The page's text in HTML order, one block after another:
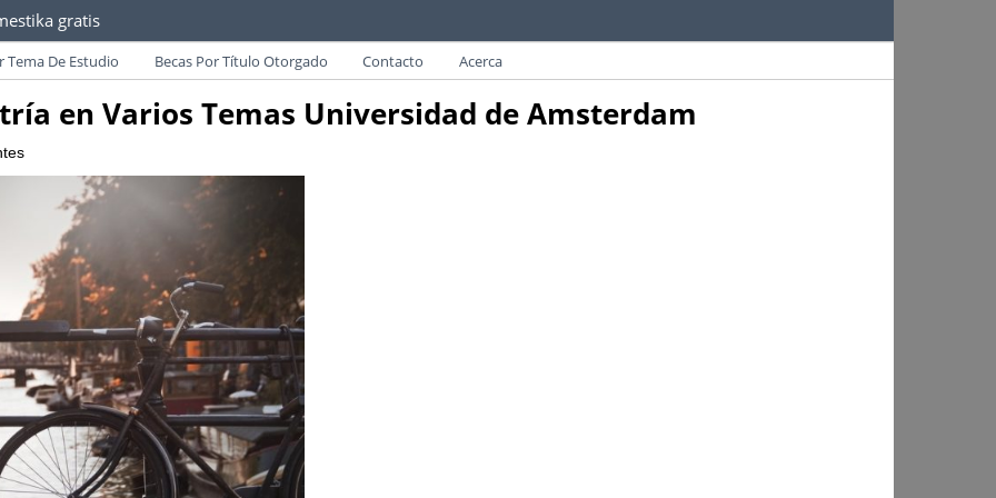
gratis
convocatorias y requisitos de becas para Paraguayos.
Tema De Estudio Becas Por Título Otorgado Contacto Acerca
en Varios Temas Universidad de Amsterdam